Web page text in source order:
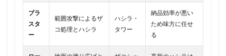
ブラ
スタ
ー
範囲攻撃によるザ
コ処理とハシラ
ハシラ・
タワー
納品効率が悪い
ため味方に任せ
る